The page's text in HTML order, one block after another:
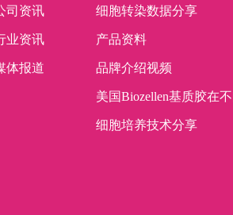
司资讯
业资讯
体报道
细胞转染数据分享
产品资料
品牌介绍视频
美国Biozellen基质胶在
细胞培养技术分享